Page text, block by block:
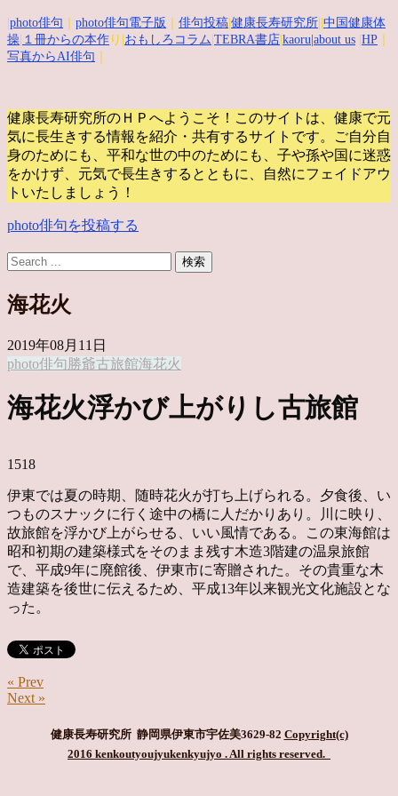
photo俳句 photo俳句電子版 俳句投稿 健康長寿研究所 中国健康体
操 １冊からの本作 り| おもしろコラム TEBRA書店 kaoru |about us HP
写真からAI俳句
健康長寿研究所のＨＰへようこそ！このサイトは、健康で元
気に長生きする情報を紹介・共有するサイトです。
ご自分自
身のためにも、平和な世の中のためにも、子や孫や国に迷惑
をかけず、元気で長生きするとともに、自然にフェイドアウ
トいたしましょう！
photo俳句を投稿する
海花火
2019年08月11日
photo俳句 勝爺古旅館海花火
海花火浮かび上がりし古旅館
1518
伊東では夏の時期、随時花火が打ち上げられる。夕食後、い
つものスナックに行く途中の橋に人だかりあり。川に映り、
故旅館を浮かび上がらせる、いい風情である。この東海館は
昭和初期の建築様式をそのまま残す木造3階建の温泉旅館
で、平成9年に廃館後、伊東市に寄贈された。その貴重な木
造建築を後世に伝えるため、平成13年以来観光文化施設とな
った。
« Prev
Next »
健康長寿研究所 静岡県伊東市宇佐美3629-82 Copyright(c)
2016 kenkoutyoujyukenkyujyo . All rights reserved.